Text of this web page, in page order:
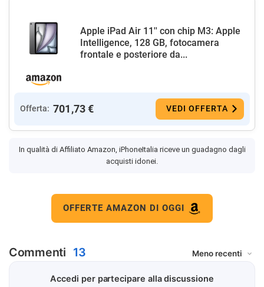
Apple iPad Air 11'' con chip M3: Apple
Intelligence, 128 GB, fotocamera
frontale e posteriore da...
Offerta: 701,73 € VEDI OFFERTA
In qualità di Affiliato Amazon, iPhoneItalia riceve un guadagno dagli
acquisti idonei.
OFFERTE AMAZON DI OGGI
Commenti 13
Accedi per partecipare alla discussione